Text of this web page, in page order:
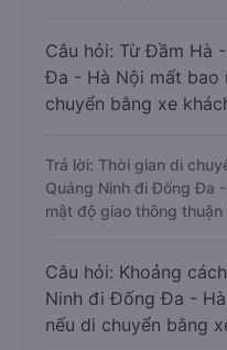
Câu hỏi: Từ Đầm Hà
Đa - Hà Nội mất bao
chuyển bằng xe
Trả lời: Thời gian di
Quảng Ninh đi Đống Đa
mật độ giao thông thuận
Câu hỏi: Khoảng
Ninh đi Đống Đa -
nếu di chuyển bằng